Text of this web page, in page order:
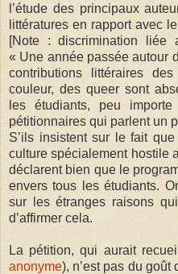
l’étude des principaux
littératures en rapport avec
[Note : discrimination liée
« Une année passée autour
contributions littéraires
couleur, des queer sont
les étudiants, peu
pétitionnaires qui parlent un
S’ils insistent sur le fait
culture spécialement hostile
déclarent bien que le
envers tous les étudiants.
sur les étranges raisons
d’affirmer cela.
La pétition, qui aurait
anonyme), n’est pas du goût